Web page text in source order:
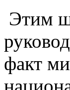
Этим
факт